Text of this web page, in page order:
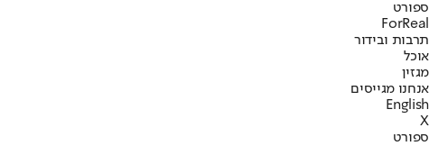
ספורט
ForReal
תרבות ובידור
אוכל
מגזין
אנחנו מגייסים
English
X
ספורט